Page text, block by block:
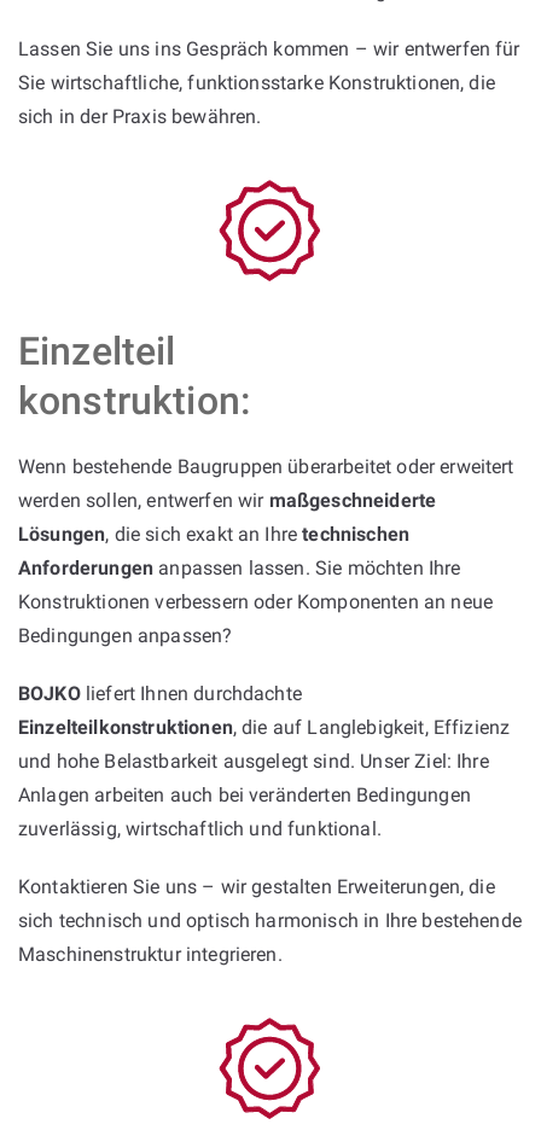
Lassen Sie uns ins Gespräch kommen – wir entwerfen für
Sie wirtschaftliche, funktionsstarke Konstruktionen, die
sich in der Praxis bewähren.
Einzelteil
konstruktion:
Wenn bestehende Baugruppen überarbeitet oder erweitert
werden sollen, entwerfen wir maßgeschneiderte
Lösungen, die sich exakt an Ihretechnischen
Anforderungen anpassen lassen. Sie möchten Ihre
Konstruktionen verbessern oder Komponenten an neue
Bedingungen anpassen?
BOJKOliefert Ihnen durchdachte
Einzelteilkonstruktionen, die auf Langlebigkeit, Effizienz
und hohe Belastbarkeit ausgelegt sind. Unser Ziel: Ihre
Anlagen arbeiten auch bei veränderten Bedingungen
zuverlässig, wirtschaftlich und funktional.
Kontaktieren Sie uns – wir gestalten Erweiterungen, die
sich technisch und optisch harmonisch in Ihre bestehende
Maschinenstruktur integrieren.